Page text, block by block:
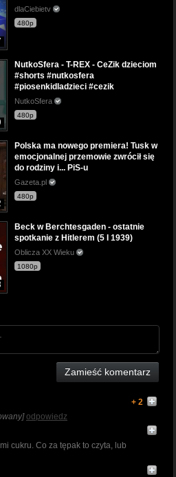
dlaCiebietv
480p
NutkoSfera - T-REX - CeZik dzieciom
#shorts #nutkosfera
#piosenkidladzieci #cezik
NutkoSfera
480p
Polska ma nowego premiera! Tusk w
emocjonalnej przemowie zwrócił się
do rodziny i... PiS-u
Gazeta.pl
480p
Beck w Berchtesgaden - ostatnie
spotkanie z Hitlerem (5 I 1939)
Oblicza XX Wieku
1080p
Zamieść komentarz
+ 2
odpowiedz
cukru. Co za tępak to czyta, lub